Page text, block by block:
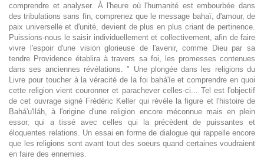
comprendre et analyser. À l'heure où l'humanité est embourbée dans
des tribulations sans fin, comprenez que le message bahaï, d'amour, de
paix universelle et d'unité, devient de plus en plus criant de pertinence.
Puissions-nous le saisir individuellement et collectivement, afin de faire
vivre l'espoir d'une vision glorieuse de l'avenir, comme Dieu par sa
tendre Providence établira à travers sa foi, les promesses contenues
dans ses anciennes révélations. " Une plongée dans les religions du
Livre pour toucher à la véracité de la foi bahá'íe et comprendre en quoi
cette religion vient couronner et parachever celles-ci... Tel est l'objectif
de cet ouvrage signé Frédéric Keller qui révèle la figure et l'histoire de
Bahá'u'lláh, à l'origine d'une religion encore méconnue mais en plein
essor, qui a tissé avec celles qui la précèdent de puissantes et
éloquentes relations. Un essai en forme de dialogue qui rappelle encore
que les religions sont avant tout des soeurs quand certaines voudraient
en faire des ennemies.